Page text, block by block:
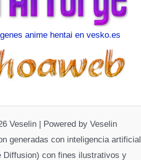
Veselin | Powered by Veselin
generadas con inteligencia artificial
Diffusion) con fines ilustrativos y